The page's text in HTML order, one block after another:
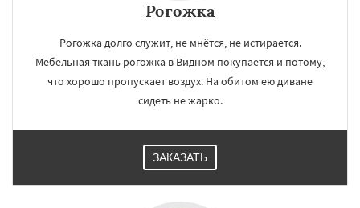
Рогожка
Рогожка долго служит, не мнётся, не истирается.
Мебельная ткань рогожка в Видном покупается и потому,
что хорошо пропускает воздух. На обитом ею диване
сидеть не жарко.
ЗАКАЗАТЬ